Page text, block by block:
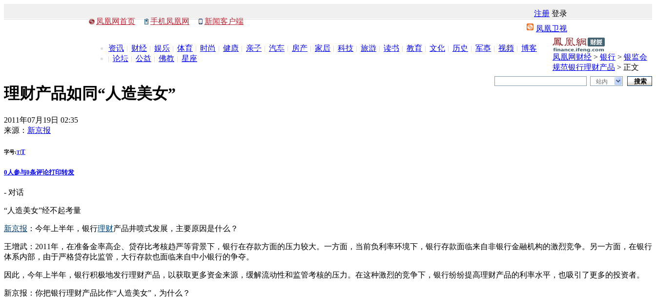
凤凰网首页 手机凤凰网 新闻客户端
注册 登录
凤凰卫视
资讯 财经 娱乐 体育 时尚 健康 亲子 汽车 房产 家居 科技 旅游 读书 教育 文化 历史 军事 视频
博客
论坛
公益 佛教 星座 凤凰网财经 > 银行 > 银监会
规范银行理财产品 > 正文
站内
理财产品如同“人造美女”
2011年07月19日 02:35
来源： 新京报
字号:T|T
0 人参与0条评论打印转发
- 对话
“人造美女”经不起考量
新京报 ：今年上半年，银行理财产品井喷式发展，主要原因是什么？
王增武：2011年，在准备金率高企、贷存比考核趋严等背景下，银行在存款方面的压力较大。一方面，当前负利率环境下，银行存款面临来自非银行金融机构的激烈竞争。另一方面，在银行
体系内部，由于严格贷存比监管，大行存款也面临来自中小银行的争夺。
因此，今年上半年，银行积极地发行理财产品，以获取更多资金来源，缓解流动性和监管考核的压力。在这种激烈的竞争下，银行纷纷提高理财产品的利率水平，也吸引了更多的投资者。
新京报：你把银行理财产品比作“人造美女”，为什么？